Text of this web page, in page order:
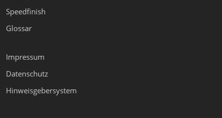
Speedfinish
Glossar
Impressum
Datenschutz
Hinweisgebersystem